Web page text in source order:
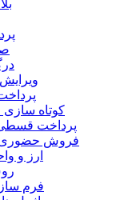
کوتاه سازی
پرداخت قسطی
فروش حضوری
ارز و
فرم